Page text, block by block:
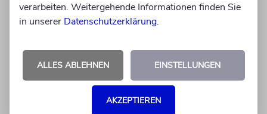
verarbeiten. Weitergehende Informationen finden Sie
in unserer Datenschutzerklärung.
ALLES ABLEHNEN EINSTELLUNGEN
AKZEPTIEREN